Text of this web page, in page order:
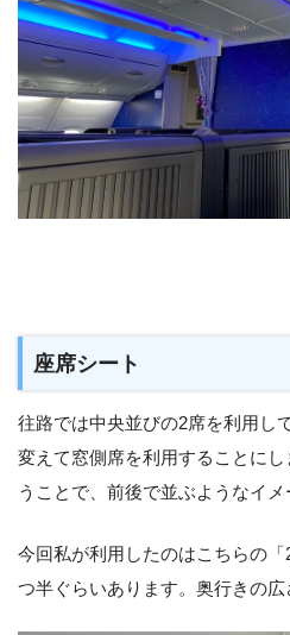
座席シート
往路では中央並びの2席を利用し
変えて窓側席を利用することに
うことで、前後で並ぶようなイメ
今回私が利用したのはこちらの
つ半ぐらいあります。奥行きの広